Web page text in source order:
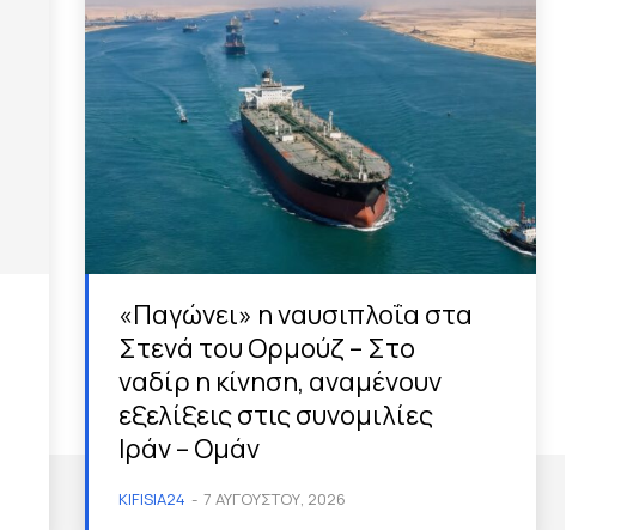
«Παγώνει» η ναυσιπλοΐα στα
Στενά του Ορμούζ – Στο
ναδίρ η κίνηση, αναμένουν
εξελίξεις στις συνομιλίες
Ιράν – Ομάν
KIFISIA24 - 7 ΑΥΓΟΎΣΤΟΥ, 2026